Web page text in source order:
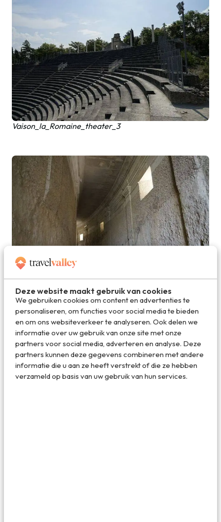
Deze website maakt gebruik van cookies
We gebruiken cookies om content en advertenties te
personaliseren, om functies voor social media te bieden
en om ons websiteverkeer te analyseren. Ook delen we
informatie over uw gebruik van onze site met onze
partners voor social media, adverteren en analyse. Deze
partners kunnen deze gegevens combineren met andere
informatie die u aan ze heeft verstrekt of die ze hebben
verzameld op basis van uw gebruik van hun services.
Vaison_la_Romaine_theater_3
Vaison_la_Romaine_theater_2
3. Place Montfort
Gewoon het gezelligste plekje van Vaison La Romaine:
Place Montfort. Het is het hart van de stad met leuke
winkeltjes en cafés waar het eigenlijk de hele dag druk is.
Onder het plein liggen nog steeds overblijfselen van de
Romeinse stad. Op zondag is er een kunstenaarsmarkt.